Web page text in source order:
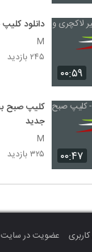
۰۰:۵۹
دانلود
M
۲۴۵ بازدید
۰۰:۴۷
کلیپ صبح
جدید
M
۳۲۵ بازدید
عضویت در سایت